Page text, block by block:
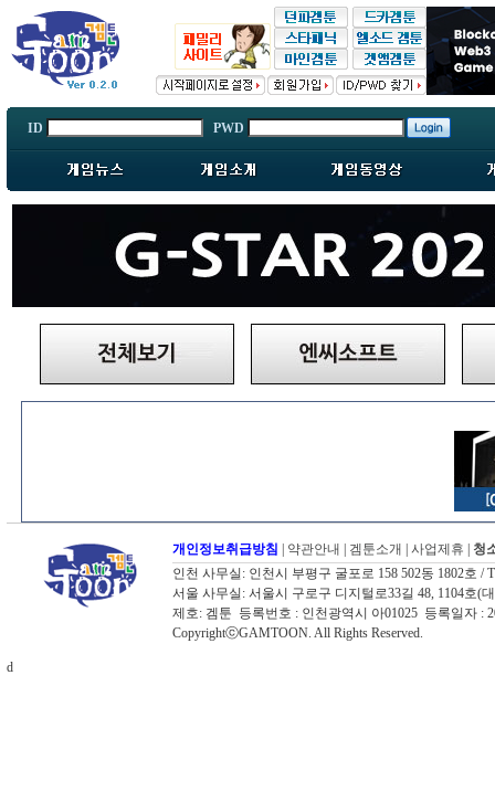
ID PWD
개인정보취급방침 약관안내 겜툰소개 사업제휴
청
인천 사무실: 인천시 부평구 굴포로 158 502동 1802호 /
서울 사무실: 서울시 구로구 디지털로33길 48, 1104호(
제호: 겜툰 등록번호 : 인천광역시 아01025 등록일자 :
CopyrightⓒGAMTOON. All Rights Reserved.
d